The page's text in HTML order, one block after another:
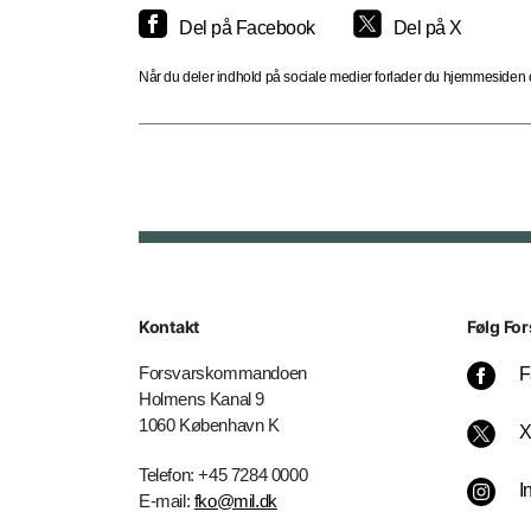
Del på Facebook Del på X
Når du deler indhold på sociale medier forlader du
Kontakt
Forsvarskommandoen
Holmens Kanal 9
1060 København K
Telefon: +45 7284 0000
E-mail: fko@mil.dk
Følg
X